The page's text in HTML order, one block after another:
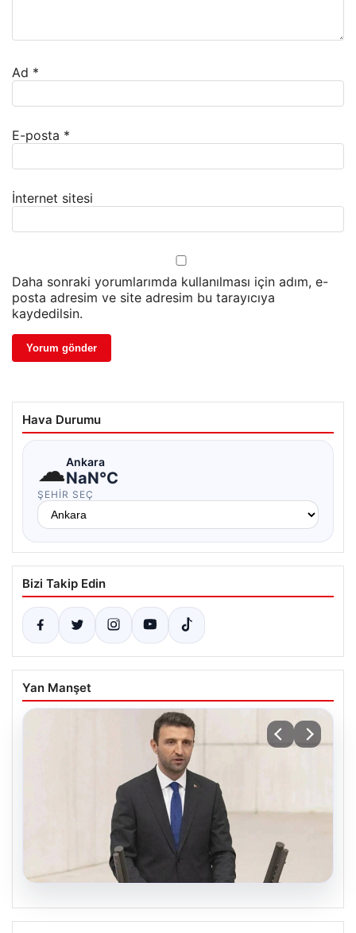
Ad *
E-posta *
İnternet sitesi
Daha sonraki yorumlarımda kullanılması için adım, e-
posta adresim ve site adresim bu tarayıcıya
kaydedilsin.
Hava Durumu
☁Ankara
NaN°C
ŞEHIR SEÇ
Bizi Takip Edin
Yan Manşet
07.08.2026
AKP’li isimden skandal sözler! Barınma